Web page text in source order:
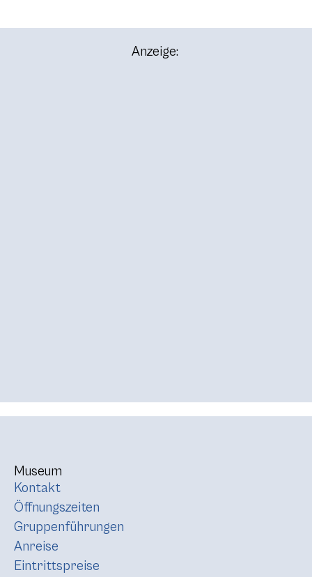
Anzeige:
Museum
Kontakt
Öffnungszeiten
Gruppenführungen
Anreise
Eintrittspreise